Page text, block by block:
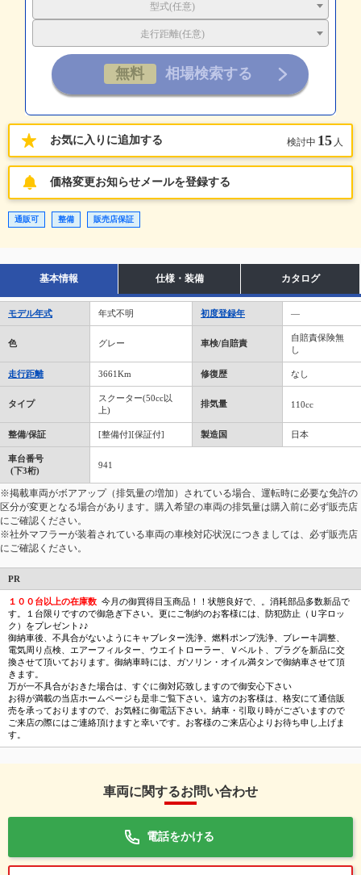
型式(任意)
走行距離(任意)
お気に入りに追加する 検討中 15 人
価格変更お知らせメールを登録する
通販可 整備 販売店保証
基本情報 仕様・装備 カタログ
モデル年式 年式不明 初度登録年 ―
色 グレー 車検/自賠責
自賠責保険無
し
走行距離 3661Km 修復歴 なし
タイプ
スクーター(50cc以
上)
排気量 110cc
整備/保証 [整備付][保証付] 製造国 日本
車台番号
(下3桁)
941
※掲載車両がボアアップ（排気量の増加）されている場合、運転時に必要な免許の
区分が変更となる場合があります。購入希望の車両の排気量は購入前に必ず販売店
にご確認ください。
※社外マフラーが装着されている車両の車検対応状況につきましては、必ず販売店
にご確認ください。
PR
１００台以上の在庫数 今月の御買得目玉商品！！状態良好で、。消耗部品多数新品で
す。１台限りですので御急ぎ下さい。更にご制約のお客様には、防犯防止（Ｕ字ロッ
ク）をプレゼント♪♪
御納車後、不具合がないようにキャブレター洗浄、燃料ポンプ洗浄、ブレーキ調整、
電気周り点検、エアーフィルター、ウエイトローラー、Ｖベルト、プラグを新品に交
換させて頂いております。御納車時には、ガソリン・オイル満タンで御納車させて頂
きます。
万が一不具合がおきた場合は、すぐに御対応致しますので御安心下さい
お得が満載の当店ホームページも是非ご覧下さい。遠方のお客様は、格安にて通信販
売を承っておりますので、お気軽に御電話下さい。納車・引取り時がございますので
ご来店の際にはご連絡頂けますと幸いです。お客様のご来店心よりお待ち申し上げま
す。
車両に関するお問い合わせ
電話をかける